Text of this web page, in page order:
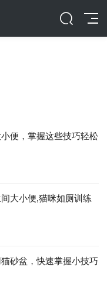
便，掌握这些技巧轻松
大小便,猫咪如厕训练
砂盆，快速掌握小技巧